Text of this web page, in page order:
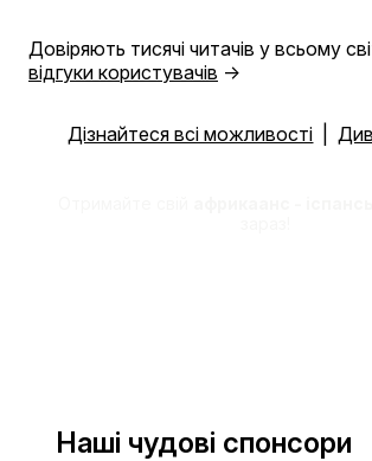
Довіряють тисячі читачів у всьому
відгуки користувачів →
Дізнайтеся всі можливості
Наші чудові спонсори